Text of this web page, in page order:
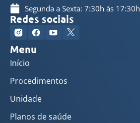
Segunda a Sexta: 7:30h às 17:30h
Redes sociais
Menu
Início
Procedimentos
Unidade
Planos de saúde